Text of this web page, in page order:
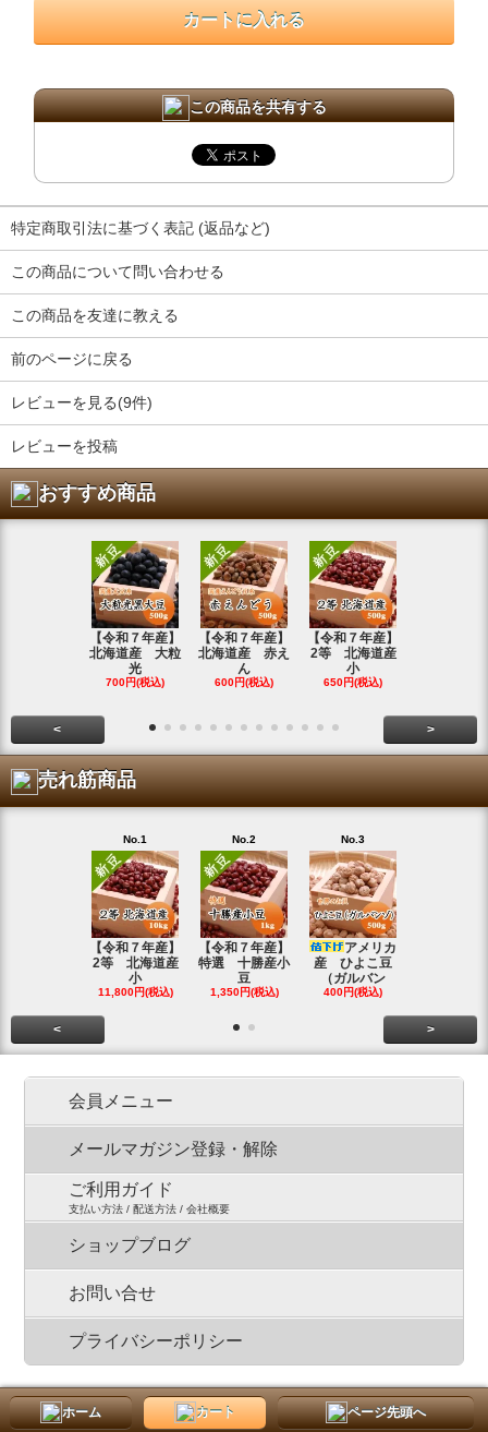
この商品を共有する
特定商取引法に基づく表記 (返品など)
この商品について問い合わせる
この商品を友達に教える
前のページに戻る
レビューを見る(9件)
レビューを投稿
おすすめ商品
【令和７年産】
北海道産 大粒
光
700円(税込)
【令和７年産】
北海道産 赤え
ん
600円(税込)
【令和７年産】
2等 北海道産
小
650円(税込)
< >
売れ筋商品
No.1
【令和７年産】
2等 北海道産
小
11,800円(税込)
No.2
【令和７年産】
特選 十勝産小
豆
1,350円(税込)
No.3
アメリカ
産 ひよこ豆
（ガルバン
400円(税込)
< >
会員メニュー
メールマガジン登録・解除
ご利用ガイド
支払い方法 / 配送方法 / 会社概要
ショップブログ
お問い合せ
プライバシーポリシー
ホーム カート ページ先頭へ